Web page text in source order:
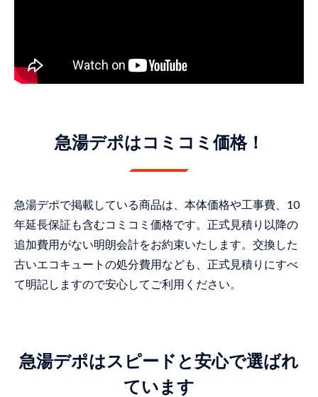
急湯デポはコミコミ価格！
急湯デポで掲載している商品は、本体価格や工事費、10
年延長保証も含むコミコミ価格です。正式見積り以降の
追加費用がない明朗会計をお約束いたします。交換した
古いエコキュートの処分費用なども、正式見積りにすべ
て明記しますので安心してご利用ください。
急湯デポはスピードと安心で選ばれ
ています